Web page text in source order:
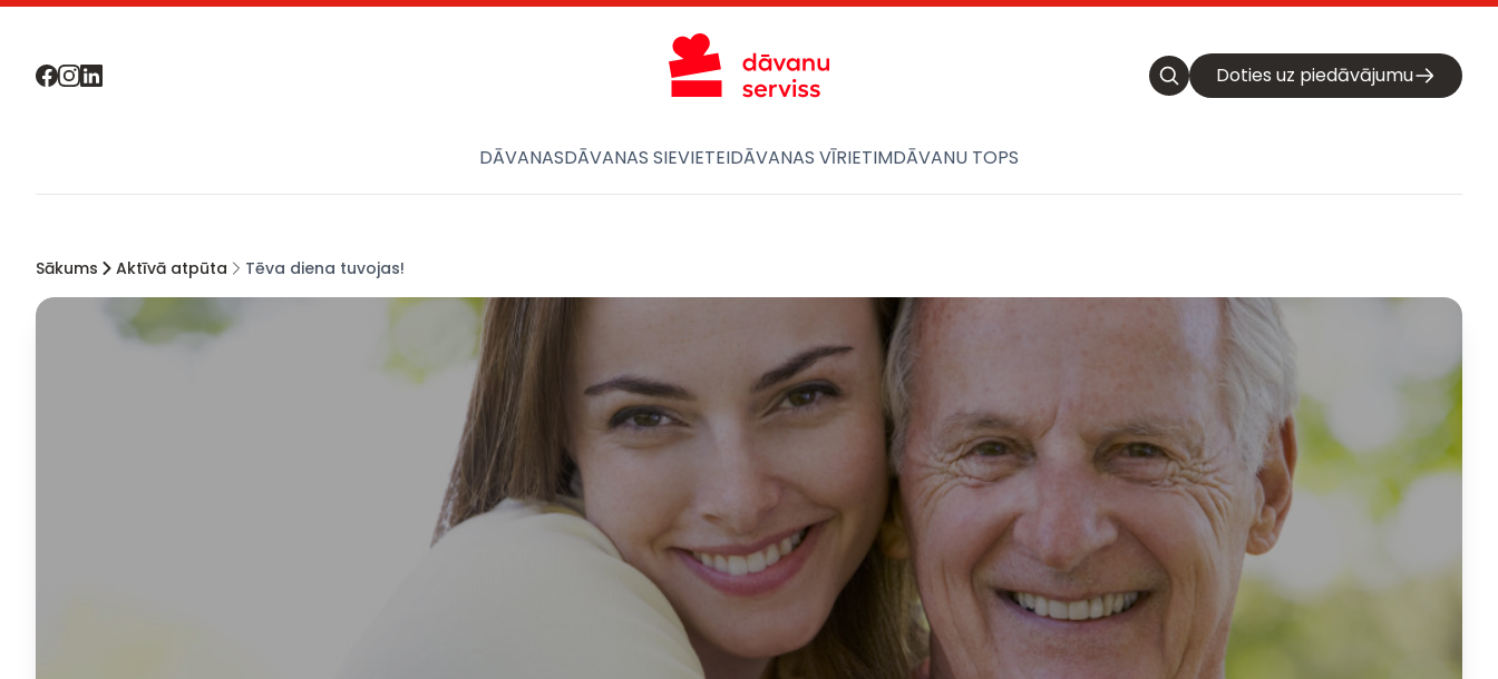
Doties uz piedāvājumu
DĀVANASDĀVANAS SIEVIETEIDĀVANAS VĪRIETIMDĀVANU TOPS
Sākums Aktīvā atpūta Tēva diena tuvojas!